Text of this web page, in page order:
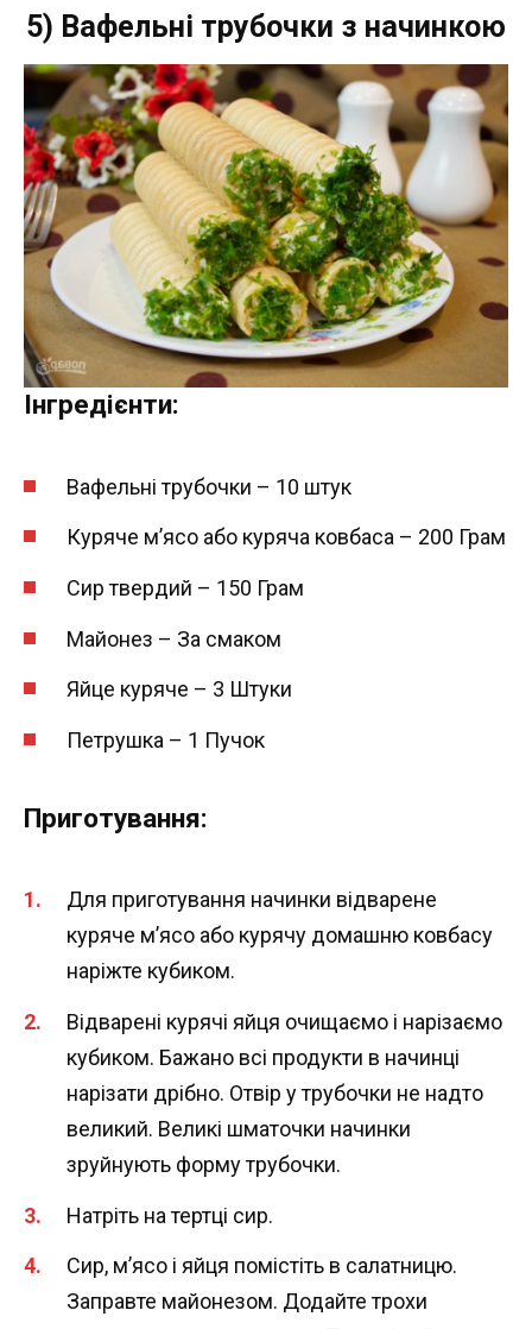
5) Вафельні трубочки з начинкою
Інгредієнти:
Вафельні трубочки – 10 штук
Куряче м’ясо або куряча ковбаса – 200 Грам
Сир твердий – 150 Грам
Майонез – За смаком
Яйце куряче – 3 Штуки
Петрушка – 1 Пучок
Приготування:
Для приготування начинки відварене
куряче м’ясо або курячу домашню ковбасу
наріжте кубиком.
Відварені курячі яйця очищаємо і нарізаємо
кубиком. Бажано всі продукти в начинці
нарізати дрібно. Отвір у трубочки не надто
великий. Великі шматочки начинки
зруйнують форму трубочки.
Натріть на тертці сир.
Сир, м’ясо і яйця помістіть в салатницю.
Заправте майонезом. Додайте трохи